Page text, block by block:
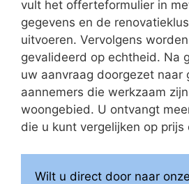
vult het offerteformulier in
gegevens en de
uitvoeren. Vervolgens
gevalideerd op echtheid. Na
uw aanvraag doorgezet naar
aannemers die werkzaam
woongebied. U ontvangt
die u kunt vergelijken op prijs
Wilt u direct door naar